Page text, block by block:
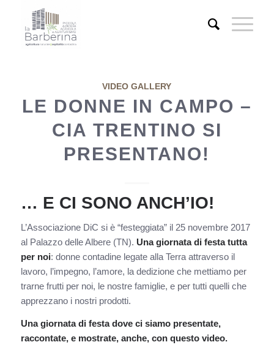
VIDEO GALLERY
LE DONNE IN CAMPO –
CIA TRENTINO SI
PRESENTANO!
… E CI SONO ANCH’IO!
L’Associazione DiC si è “festeggiata” il 25 novembre 2017
al Palazzo delle Albere (TN). Una giornata di festa tutta
per noi: donne contadine legate alla Terra attraverso il
lavoro, l’impegno, l’amore, la dedizione che mettiamo per
trarne frutti per noi, le nostre famiglie, e per tutti quelli che
apprezzano i nostri prodotti.
Una giornata di festa dove ci siamo presentate,
raccontate, e mostrate, anche, con questo video.